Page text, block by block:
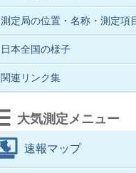
測定局の位置・名称・測定項
日本全国の様子
関連リンク集
大気測定メニュー
速報マップ